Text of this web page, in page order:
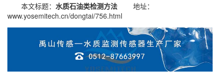
本文标题： 水质石油类检测方法 地址：
www.yosemitech.cn/dongtai/756.html